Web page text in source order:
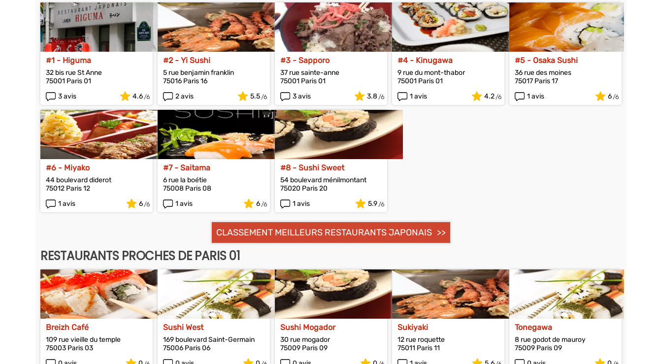
#1 - Higuma
32 bis rue St Anne
75001 Paris 01
3 avis
4.6
#2 - Yi Sushi
5 rue benjamin franklin
75016 Paris 16
2 avis
5.5
#3 - Sapporo
37 rue sainte-anne
75001 Paris 01
3 avis
3.8
#4 - Kinugawa
9 rue du mont-thabor
75001 Paris 01
1 avis
4.2
#5 - Osaka Sushi
36 rue des moines
75017 Paris 17
1 avis
6
#6 - Miyako
44 boulevard diderot
75012 Paris 12
1 avis
6
#7 - Saitama
6 rue la boétie
75008 Paris 08
1 avis
6
#8 - Sushi Sweet
54 boulevard ménilmontant
75020 Paris 20
1 avis
5.9
CLASSEMENT MEILLEURS RESTAURANTS JAPONAIS
RESTAURANTS PROCHES DE PARIS 01
Breizh Café
109 rue vieille du temple
75003 Paris 03
Sushi West
169 boulevard Saint-Germain
75006 Paris 06
Sushi Mogador
30 rue mogador
75009 Paris 09
Sukiyaki
12 rue roquette
75011 Paris 11
Tonegawa
8 rue godot de mauroy
75009 Paris 09